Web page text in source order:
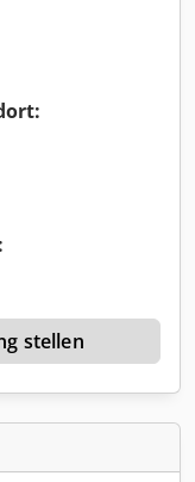
stellen